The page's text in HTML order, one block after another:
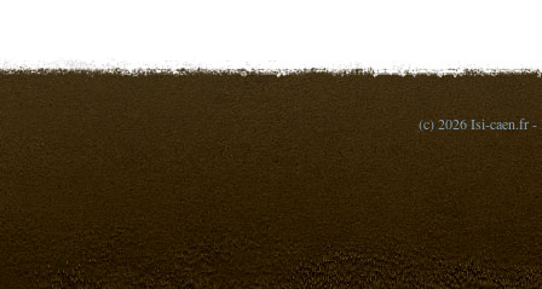
(c) 2026 Isi-caen.fr -